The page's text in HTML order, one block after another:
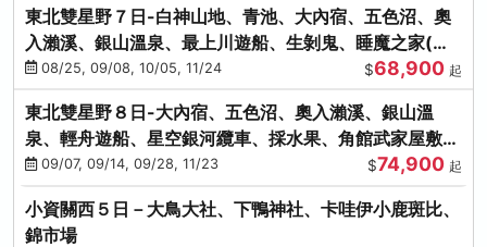
東北雙星野７日-白神山地、青池、大內宿、五色沼、奧
入瀨溪、銀山溫泉、最上川遊船、生剝鬼、睡魔之家(不
進免稅店)(仙/青)
08/25, 09/08, 10/05, 11/24 $68,900 起
東北雙星野８日-大內宿、五色沼、奧入瀨溪、銀山溫
泉、輕舟遊船、星空銀河纜車、採水果、角館武家屋敷
(不進免稅店)(仙/青)
09/07, 09/14, 09/28, 11/23 $74,900 起
小資關西５日－大鳥大社、下鴨神社、卡哇伊小鹿斑比、
錦市場